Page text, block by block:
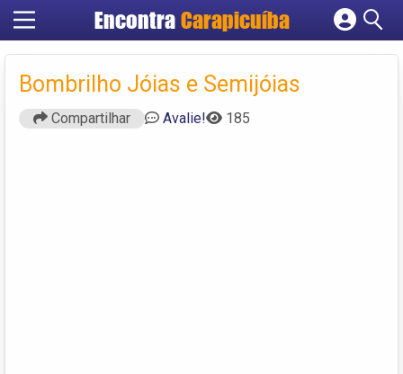
EncontraCarapicuíba
Cadastrar empresa
Criar conta
Bombrilho Jóias e Semijóias
Compartilhar Avalie! 185